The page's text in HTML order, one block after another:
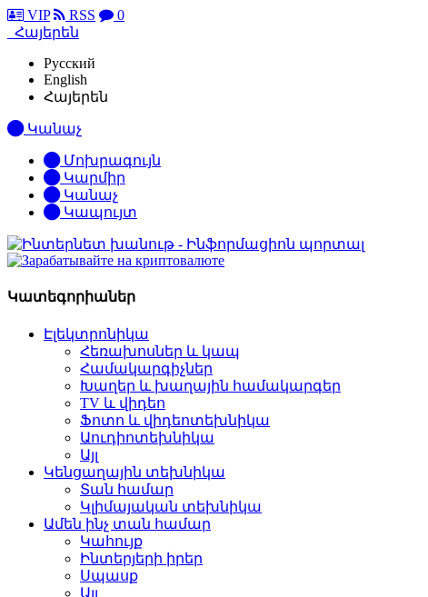
VIP RSS
0
Հայերեն
Русский
English
Հայերեն
Կանաչ
Մոխրագույն
Կարմիր
Կանաչ
Կապույտ
Կատեգորիաներ
Էլեկտրոնիկա
Հեռախոսներ և կապ
Համակարգիչներ
Խաղեր և խաղային համակարգեր
TV և վիդեո
Ֆոտո և վիդեոտեխնիկա
Աուդիոտեխնիկա
Այլ
Կենցաղային տեխնիկա
Տան համար
Կլիմայական տեխնիկա
Ամեն ինչ տան համար
Կահույք
Ինտերյերի իրեր
Սպասք
Այլ